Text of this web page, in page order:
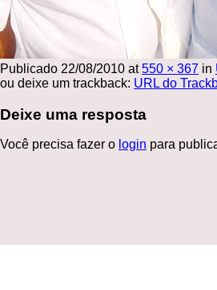
Publicado 22/08/2010 at550 × 367 in
ou deixe um trackback: URL do
Deixe uma resposta
Você precisa fazer o login para